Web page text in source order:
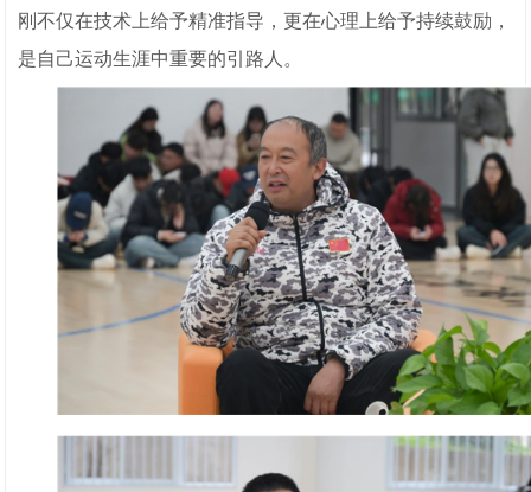
刚不仅在技术上给予精准指导，更在心理上给予持续鼓励，
是自己运动生涯中重要的引路人。